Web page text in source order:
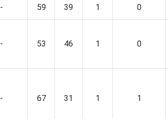
- 59 39 1 0
- 53 46 1 0
- 67 31 1 1